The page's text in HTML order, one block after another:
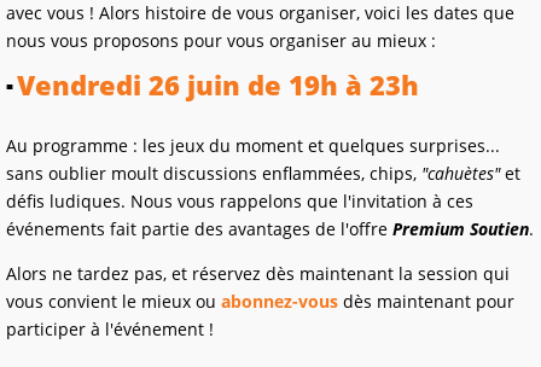
avec vous ! Alors histoire de vous organiser, voici les dates que
nous vous proposons pour vous organiser au mieux :
Vendredi 26 juin de 19h à 23h
Au programme : les jeux du moment et quelques surprises...
sans oublier moult discussions enflammées, chips, "cahuètes"et
défis ludiques. Nous vous rappelons que l'invitation à ces
événements fait partie des avantages de l'offre Premium Soutien.
Alors ne tardez pas, et réservez dès maintenant la session qui
vous convient le mieux ou abonnez-vous dès maintenant pour
participer à l'événement !